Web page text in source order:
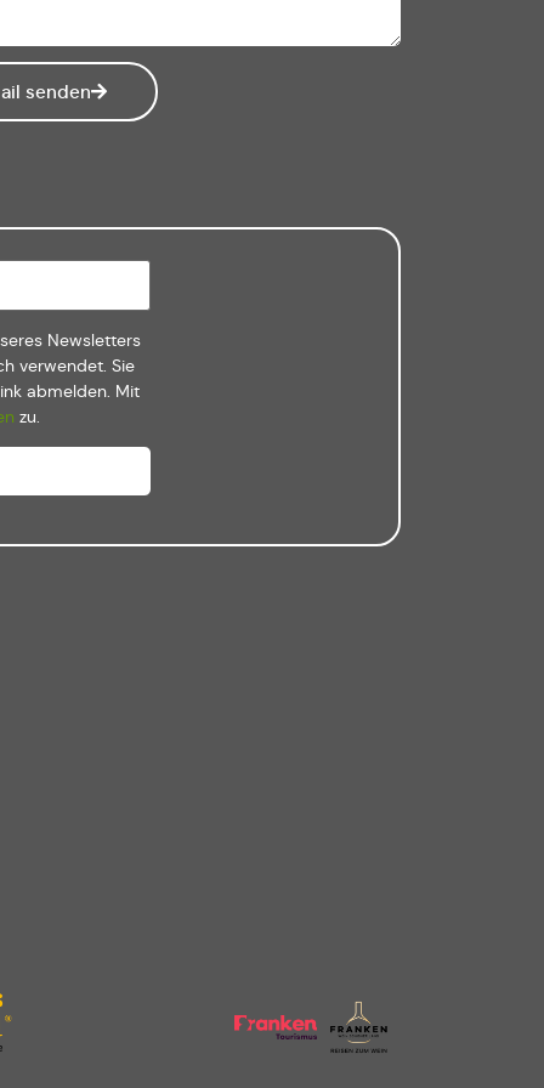
senden
Newsletters
verwendet. Sie
abmelden. Mit
zu.